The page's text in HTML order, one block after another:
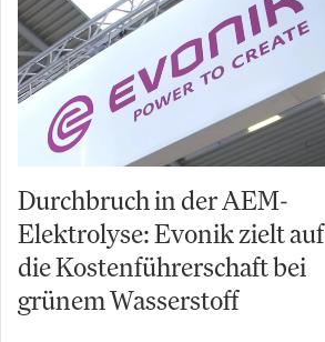
Durchbruch in der AEM-
Elektrolyse: Evonik zielt auf
die Kostenführerschaft bei
grünem Wasserstoff